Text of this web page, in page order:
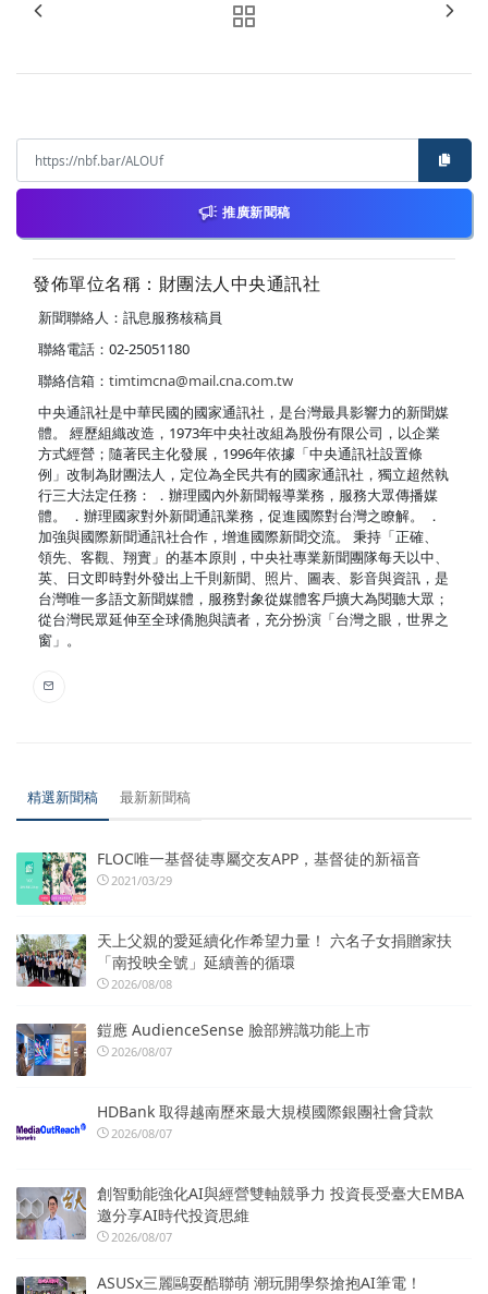
推廣新聞稿
發佈單位名稱：財團法人中央通訊社
新聞聯絡人：訊息服務核稿員
聯絡電話：02-25051180
聯絡信箱： timtimcna@mail.cna.com.tw
中央通訊社是中華民國的國家通訊社，是台灣最具影響力的新聞媒
體。 經歷組織改造，1973年中央社改組為股份有限公司，以企業
方式經營；隨著民主化發展，1996年依據「中央通訊社設置條
例」改制為財團法人，定位為全民共有的國家通訊社，獨立超然執
行三大法定任務： ．辦理國內外新聞報導業務，服務大眾傳播媒
體。 ．辦理國家對外新聞通訊業務，促進國際對台灣之瞭解。 ．
加強與國際新聞通訊社合作，增進國際新聞交流。 秉持「正確、
領先、客觀、翔實」的基本原則，中央社專業新聞團隊每天以中、
英、日文即時對外發出上千則新聞、照片、圖表、影音與資訊，是
台灣唯一多語文新聞媒體，服務對象從媒體客戶擴大為閱聽大眾；
從台灣民眾延伸至全球僑胞與讀者，充分扮演「台灣之眼，世界之
窗」。
精選新聞稿 最新新聞稿
FLOC唯一基督徒專屬交友APP，基督徒的新福音
2021/03/29
天上父親的愛延續化作希望力量！ 六名子女捐贈家扶
「南投映全號」延續善的循環
2026/08/08
鎧應 AudienceSense 臉部辨識功能上市
2026/08/07
HDBank 取得越南歷來最大規模國際銀團社會貸款
2026/08/07
創智動能強化AI與經營雙軸競爭力 投資長受臺大EMBA
邀分享AI時代投資思維
2026/08/07
ASUSx三麗鷗耍酷聯萌 潮玩開學祭搶抱AI筆電！